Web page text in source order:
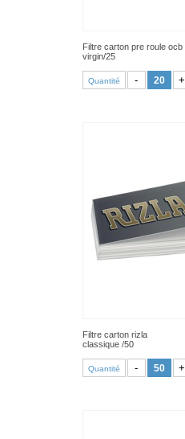
Filtre carton pre roule ocb
virgin/25
Quantité - +
Filtre carton rizla
classique /50
Quantité - +